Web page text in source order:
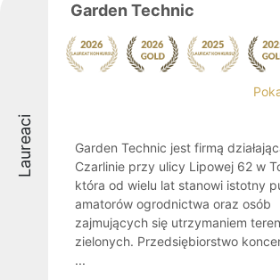
Laureaci
Garden Technic
Garden Technic jest firmą
Czarlinie przy ulicy Lipowej 62 w
która od wielu lat stanowi istotny
amatorów ogrodnictwa oraz osób
zajmujących się utrzymaniem
zielonych. Przedsiębiorstwo
...